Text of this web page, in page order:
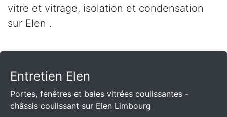
vitre et vitrage, isolation et condensation
sur Elen .
Entretien Elen
Portes, fenêtres et baies vitrées coulissantes -
châssis coulissant sur Elen Limbourg